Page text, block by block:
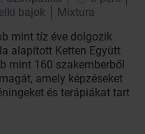
bajok
Mixtura
mint tíz éve dolgozik
alapított Ketten Együtt
mint 160 szakemberből
amely képzéseket
és terápiákat tart